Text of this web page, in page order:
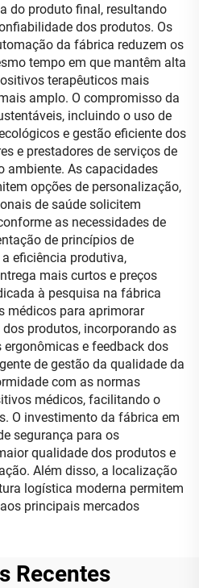
do produto final, resultando
dos produtos. Os
da fábrica reduzem os
tempo em que mantêm alta
terapêuticos mais
amplo. O compromisso da
incluindo o uso de
e gestão eficiente dos
e prestadores de serviços de
ambiente. As capacidades
opções de personalização,
de saúde solicitem
as necessidades de
de princípios de
eficiência produtiva,
mais curtos e preços
à pesquisa na fábrica
médicos para aprimorar
produtos, incorporando as
e feedback dos
de gestão da qualidade da
com as normas
médicos, facilitando o
O investimento da fábrica em
segurança para os
qualidade dos produtos e
Além disso, a localização
logística moderna permitem
principais mercados
Recentes